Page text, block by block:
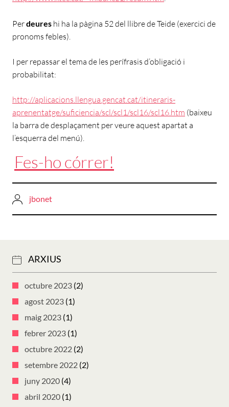
Perdeures hi ha la pàgina 52 del llibre de Teide (exercici de
pronoms febles).
I per repassar el tema de les perífrasis d’obligació i
probabilitat:
http://aplicacions.llengua.gencat.cat/itineraris-
aprenentatge/suficiencia/scl/scl1/scl16/scl16.htm (baixeu
la barra de desplaçament per veure aquest apartat a
l’esquerra del menú).
Fes-ho córrer!
jbonet
ARXIUS
octubre 2023 (2)
agost 2023 (1)
maig 2023 (1)
febrer 2023 (1)
octubre 2022 (2)
setembre 2022 (2)
juny 2020 (4)
abril 2020 (1)